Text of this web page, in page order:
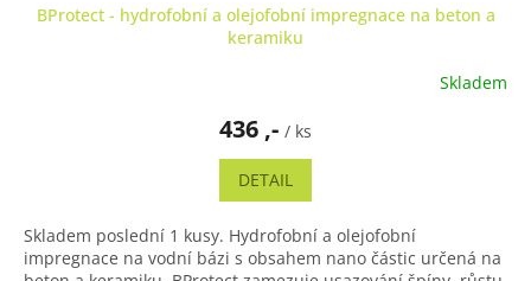
BProtect - hydrofobní a olejofobní impregnace na beton a
keramiku
Skladem
436 ,- / ks
DETAIL
Skladem poslední 1 kusy. Hydrofobní a olejofobní
impregnace na vodní bázi s obsahem nano částic určená na